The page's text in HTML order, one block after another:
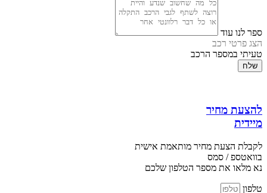
ספר לנו עוד
הצג פרטי רכב
טעיתי במספר הרכב
שלח
להצעת מחיר
מיידית
לקבלת הצעת מחיר מותאמת אישית
בוואטספ / סמס
נא מלאו את מספר הטלפון שלכם
טלפון